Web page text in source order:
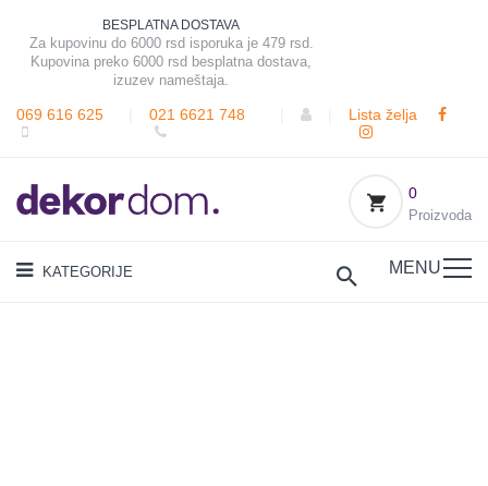
BESPLATNA DOSTAVA
Za kupovinu do 6000 rsd isporuka je 479 rsd.
Kupovina preko 6000 rsd besplatna dostava,
izuzev nameštaja.
069 616 625 021 6621 748 Lista želja
0
Proizvoda
KATEGORIJE MENU